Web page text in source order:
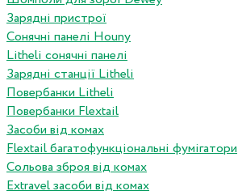
Зарядні пристрої
Сонячні панелі Houny
Litheli сонячні панелі
Зарядні станції Litheli
Повербанки Litheli
Повербанки Flextail
Засоби від комах
Flextail багатофункціональні фумігатори
Сольова зброя від комах
Extravel засоби від комах